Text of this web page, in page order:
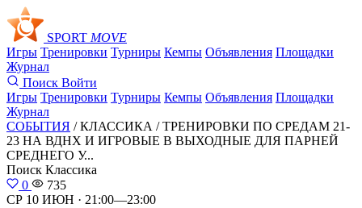
SPORT MOVE
Игры Тренировки Турниры Кемпы Объявления Площадки
Журнал
Поиск Войти
Игры Тренировки Турниры Кемпы Объявления Площадки
Журнал
СОБЫТИЯ / КЛАССИКА /ТРЕНИРОВКИ ПО СРЕДАМ 21-
23 НА ВДНХ И ИГРОВЫЕ В ВЫХОДНЫЕ ДЛЯ ПАРНЕЙ
СРЕДНЕГО У...
Поиск Классика
0
735
СР 10 ИЮН · 21:00—23:00